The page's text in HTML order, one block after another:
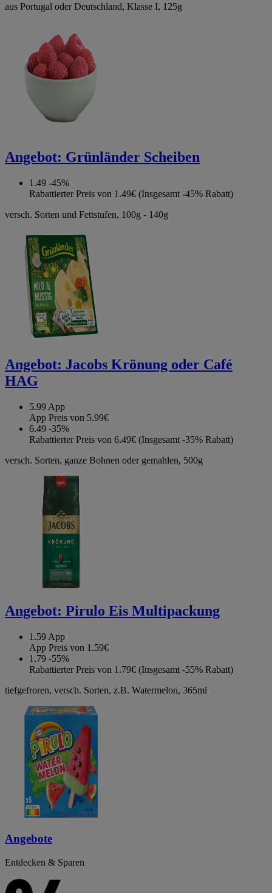
aus Portugal oder Deutschland, Klasse I, 125g
Angebot: Grünländer Scheiben
1.49 -45%
Rabattierter Preis von 1.49€ (Insgesamt -45% Rabatt)
versch. Sorten und Fettstufen, 100g - 140g
Angebot: Jacobs Krönung oder Café
HAG
5.99 App
App Preis von 5.99€
6.49 -35%
Rabattierter Preis von 6.49€ (Insgesamt -35% Rabatt)
versch. Sorten, ganze Bohnen oder gemahlen, 500g
Angebot: Pirulo Eis Multipackung
1.59 App
App Preis von 1.59€
1.79 -55%
Rabattierter Preis von 1.79€ (Insgesamt -55% Rabatt)
tiefgefroren, versch. Sorten, z.B. Watermelon, 365ml
Angebote
Entdecken & Sparen